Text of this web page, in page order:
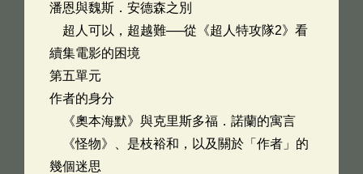
潘恩與魏斯．安德森之別
超人可以，超越難──從《超人特攻隊2》看
續集電影的困境
第五單元
作者的身分
《奧本海默》與克里斯多福．諾蘭的寓言
《怪物》、是枝裕和，以及關於「作者」的
幾個迷思